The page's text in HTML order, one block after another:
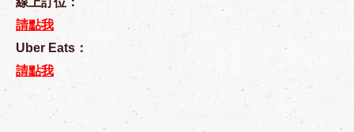
請點我
Uber Eats：
請點我